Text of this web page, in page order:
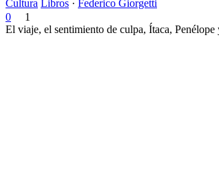
Cultura Libros · Federico Giorgetti
0
1
El viaje, el sentimiento de culpa, Ítaca,